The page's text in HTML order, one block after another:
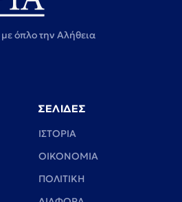
όπλο την Αλήθεια
ΣΕΛΙΔΕΣ
ΙΣΤΟΡΙΑ
ΟΙΚΟΝΟΜΙΑ
ΠΟΛΙΤΙΚΗ